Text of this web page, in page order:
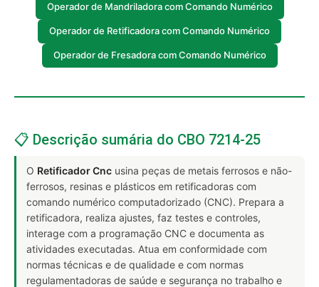
Operador de Mandriladora com Comando Numérico
Operador de Retificadora com Comando Numérico
Operador de Fresadora com Comando Numérico
📋 Descrição sumária do CBO 7214-25
O Retificador Cnc usina peças de metais ferrosos e não-
ferrosos, resinas e plásticos em retificadoras com
comando numérico computadorizado (CNC). Prepara a
retificadora, realiza ajustes, faz testes e controles,
interage com a programação CNC e documenta as
atividades executadas. Atua em conformidade com
normas técnicas e de qualidade e com normas
regulamentadoras de saúde e segurança no trabalho e